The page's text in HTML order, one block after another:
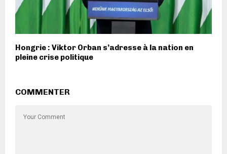
Hongrie : Viktor Orban s’adresse à la nation en
pleine crise politique
COMMENTER